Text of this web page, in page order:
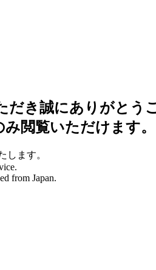
だき誠にありがとう
閲覧いただけます。
します。
from Japan.